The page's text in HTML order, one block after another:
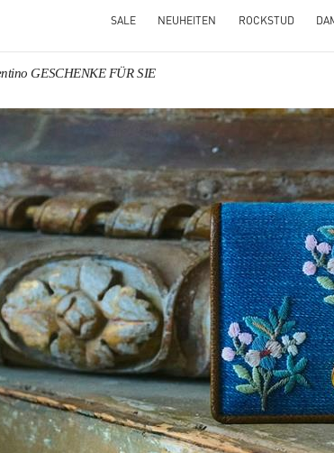
SALE NEUHEITEN ROCKSTUD
GESCHENKE FÜR SIE
IN NEW TAB